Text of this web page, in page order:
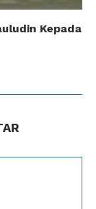
Kepada